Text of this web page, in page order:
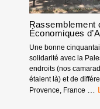
Rassemblement
Économiques
Une bonne
solidarité avec la
endroits (nos
étaient là) et de
Provence, France